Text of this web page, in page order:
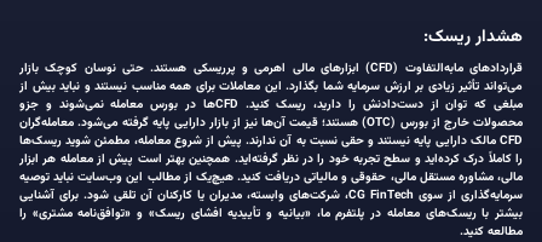
هشدار ریسک:
قراردادهای مابه‌التفاوت (CFD) ابزارهای مالی اهرمی و پرریسکی هستند. حتی نوسان کوچک بازار
می‌تواند تأثیر زیادی بر ارزش سرمایه شما بگذارد. این معاملات برای همه مناسب نیستند و نباید بیش از
مبلغی که توان از دست‌دادنش را دارید، ریسک کنید. CFDها در بورس معامله نمی‌شوند و جزو
محصولات خارج از بورس (OTC) هستند؛ قیمت آن‌ها نیز از بازار دارایی پایه گرفته می‌شود. معامله‌گران
CFD مالک دارایی پایه نیستند و حقی نسبت به آن ندارند. پیش از شروع معامله، مطمئن شوید ریسک‌ها
را کاملاً درک کرده‌اید و سطح تجربه خود را در نظر گرفته‌اید. همچنین بهتر است پیش از معامله هر ابزار
مالی، مشاوره مستقل مالی، حقوقی و مالیاتی دریافت کنید. هیچ‌یک از مطالب این وب‌سایت نباید توصیه
سرمایه‌گذاری از سوی CG FinTech، شرکت‌های وابسته، مدیران یا کارکنان آن تلقی شود. برای آشنایی
بیشتر با ریسک‌های معامله در پلتفرم ما، «بیانیه و تأییدیه افشای ریسک» و «توافق‌نامه مشتری» را
مطالعه کنید.